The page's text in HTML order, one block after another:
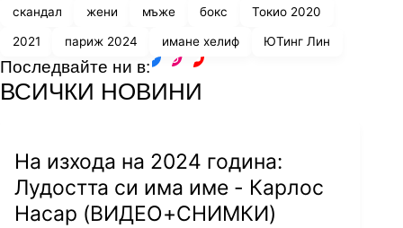
Лин направи олимпийския си дебют в
японската столица, където отпадна в
скандал жени мъже бокс Токио 2020
2021 париж 2024 имане хелиф ЮТинг Лин
Последвайте ни в:
ВСИЧКИ НОВИНИ
На изхода на 2024 година:
Лудостта си има име - Карлос
Насар (ВИДЕО+СНИМКИ)